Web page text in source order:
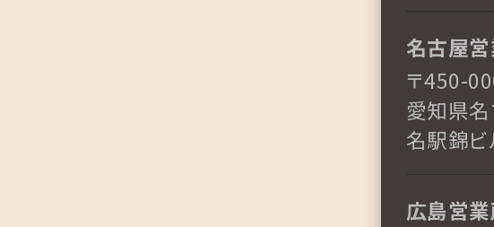
名古屋
〒450-
愛知県
名駅錦ビ
広島営